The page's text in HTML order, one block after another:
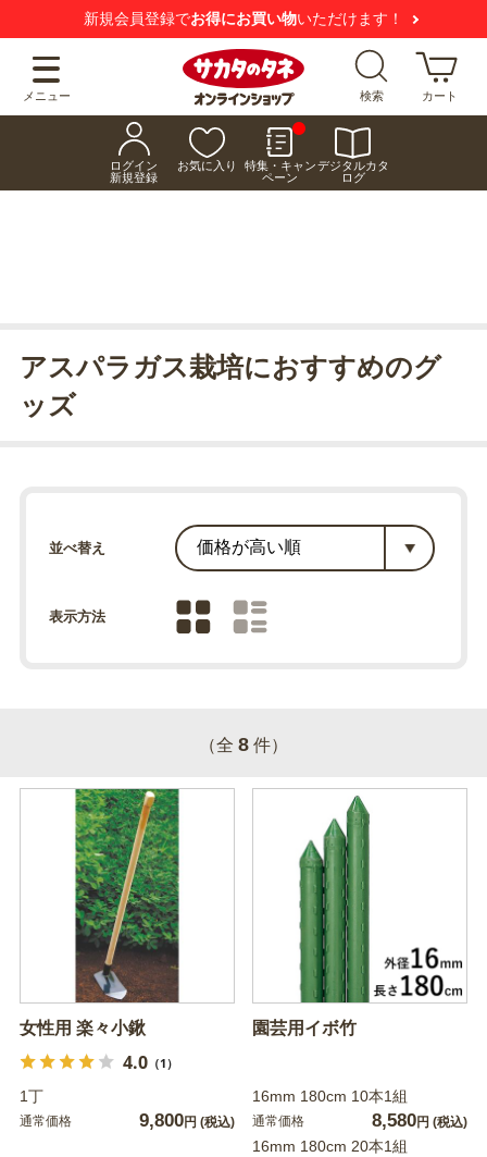
新規会員登録でお得にお買い物いただけます！
メニュー 検索 カート
ログイン
新規登録
お気に入り
特集・キャン
ペーン
デジタルカタ
ログ
アスパラガス栽培におすすめのグ
ッズ
並べ替え
表示方法
（全 8 件）
女性用 楽々小鍬
4.0（1）
1丁
通常価格 9,800円 (税込)
園芸用イボ竹
16mm 180cm 10本1組
通常価格 8,580円 (税込)
16mm 180cm 20本1組